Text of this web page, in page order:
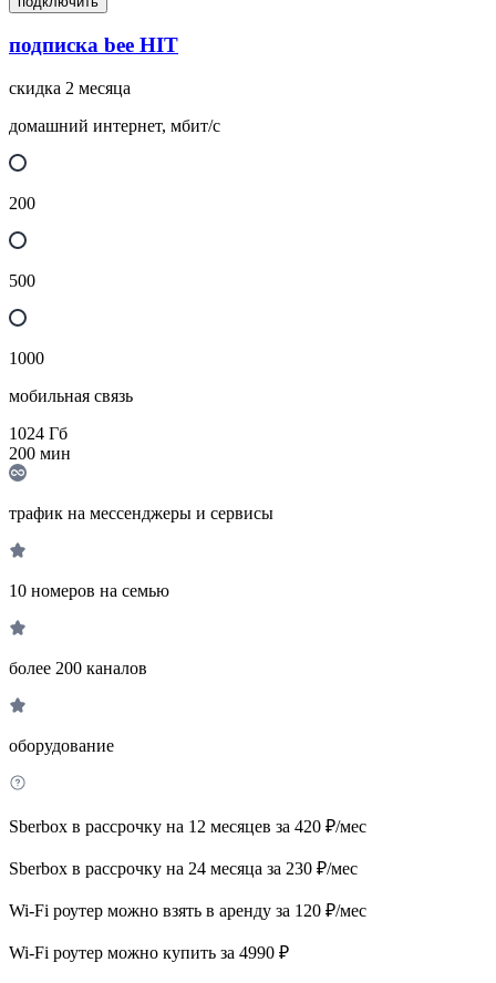
подписка bee HIT
скидка 2 месяца
домашний интернет, мбит/с
200
500
1000
мобильная связь
1024 Гб
200 мин
трафик на мессенджеры и сервисы
10 номеров на семью
более 200 каналов
оборудование
Sberbox в рассрочку на 12 месяцев за 420 ₽/мес
Sberbox в рассрочку на 24 месяца за 230 ₽/мес
Wi-Fi роутер можно взять в аренду за 120 ₽/мес
Wi-Fi роутер можно купить за 4990 ₽